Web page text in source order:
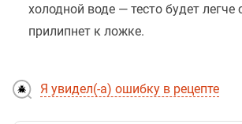
холодной воде — тесто будет легче
прилипнет к ложке.
Я увидел(-а) ошибку в рецепте